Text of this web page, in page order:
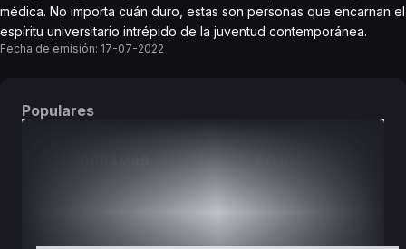
médica. No importa cuán duro, estas son personas que encarnan el
espíritu universitario intrépido de la juventud contemporánea.
Fecha de emisión: 17-07-2022
Populares